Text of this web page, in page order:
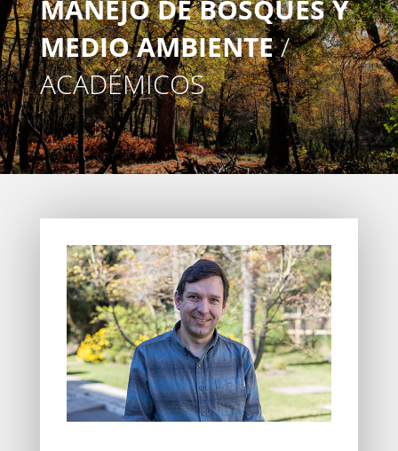
MANEJO DE BOSQUES Y
MEDIO AMBIENTE/
ACADÉMICOS